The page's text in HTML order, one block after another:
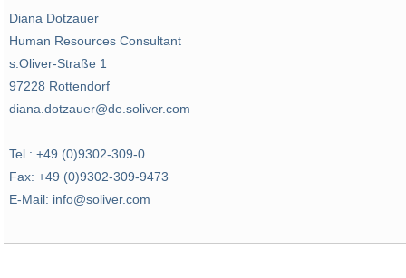
Diana Dotzauer
Human Resources Consultant
s.Oliver-Straße 1
97228 Rottendorf
diana.dotzauer@de.soliver.com
Tel.: +49 (0)9302-309-0
Fax: +49 (0)9302-309-9473
E-Mail: info@soliver.com